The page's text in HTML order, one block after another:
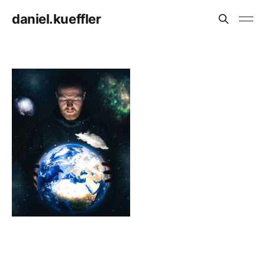
daniel.kueffler